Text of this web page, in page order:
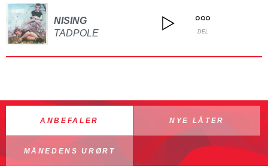
NISING
TADPOLE
DEL
ANBEFALER NYE LÅTER
MÅNEDENS URØRT